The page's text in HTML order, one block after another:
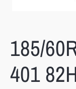
185/
401